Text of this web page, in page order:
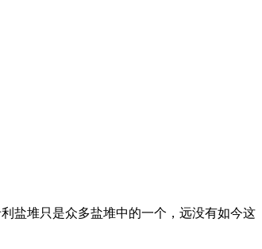
盐堆只是众多盐堆中的一个，远没有如今这